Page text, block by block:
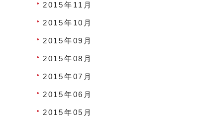
2015年11月
2015年10月
2015年09月
2015年08月
2015年07月
2015年06月
2015年05月